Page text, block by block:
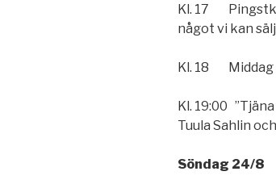
Kl. 17
något vi kan
Kl. 18 Middag
Kl. 19:00
Tuula Sahlin
Söndag 24/